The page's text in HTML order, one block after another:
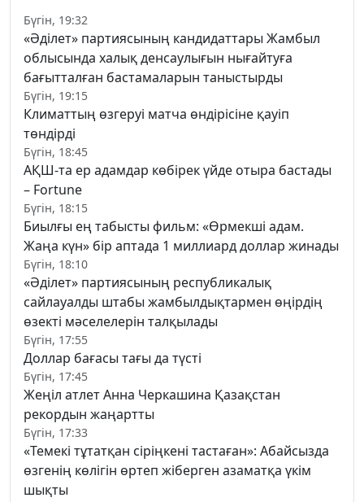
Бүгін, 19:32
«Әділет» партиясының кандидаттары Жамбыл
облысында халық денсаулығын нығайтуға
бағытталған бастамаларын таныстырды
Бүгін, 19:15
Климаттың өзгеруі матча өндірісіне қауіп
төндірді
Бүгін, 18:45
АҚШ-та ер адамдар көбірек үйде отыра бастады
– Fortune
Бүгін, 18:15
Биылғы ең табысты фильм: «Өрмекші адам.
Жаңа күн» бір аптада 1 миллиард доллар жинады
Бүгін, 18:10
«Әділет» партиясының республикалық
сайлауалды штабы жамбылдықтармен өңірдің
өзекті мәселелерін талқылады
Бүгін, 17:55
Доллар бағасы тағы да түсті
Бүгін, 17:45
Жеңіл атлет Анна Черкашина Қазақстан
рекордын жаңартты
Бүгін, 17:33
«Темекі тұтатқан сіріңкені тастаған»: Абайсызда
өзгенің көлігін өртеп жіберген азаматқа үкім
шықты